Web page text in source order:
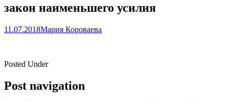
закон наименьшего усилия
11.07.2018Мария Короваева
Posted Under
Post navigation